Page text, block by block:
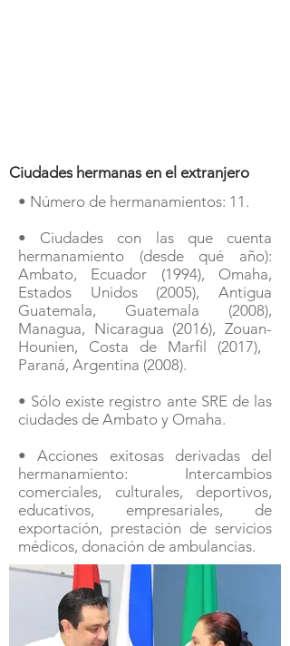
Ciudades hermanas en el extranjero
• Número de hermanamientos: 11.
• Ciudades con las que cuenta
hermanamiento (desde qué año):
Ambato, Ecuador (1994), Omaha,
Estados Unidos (2005), Antigua
Guatemala, Guatemala (2008),
Managua, Nicaragua (2016), Zouan-
Hounien, Costa de Marfil (2017), ​
Paraná, Argentina (2008).
• Sólo existe registro ante SRE de las
ciudades de Ambato y Omaha.
• Acciones exitosas derivadas del
hermanamiento: Intercambios
comerciales, culturales, deportivos,
educativos, empresariales, de
exportación, prestación de servicios
médicos, donación de ambulancias.